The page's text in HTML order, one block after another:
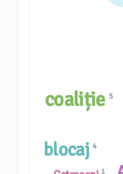
blocaj4
1
coaliție 5